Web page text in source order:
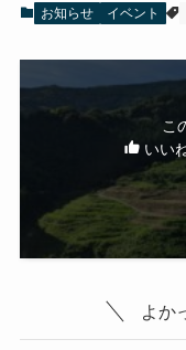
お知らせ イベント
こ
いい
よか